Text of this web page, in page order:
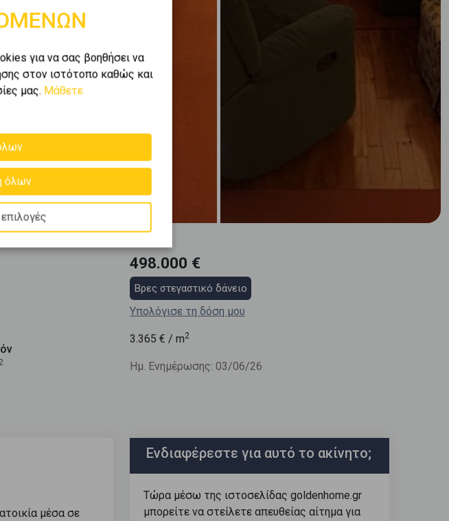
2
498.000 €
Βρες στεγαστικό δάνειο
Υπολόγισε τη δόση μου
3.365 € / m2
Ημ. Ενημέρωσης: 03/06/26
μέσα σε
Ενδιαφέρεστε για αυτό το ακίνητο;
Τώρα μέσω της ιστοσελίδας goldenhome.gr
μπορείτε να στείλετε απευθείας αίτημα για
για να σας βοηθήσει να
στον ιστότοπο καθώς και
μας. Μάθετε
όλων